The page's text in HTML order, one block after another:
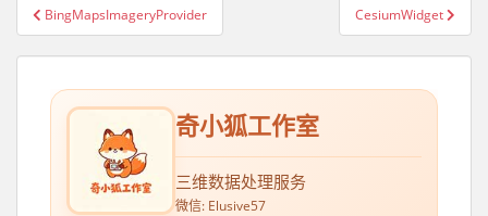
文章导航
BingMapsImageryProvider CesiumWidget
奇小狐工作室
三维数据处理服务
微信: Elusive57